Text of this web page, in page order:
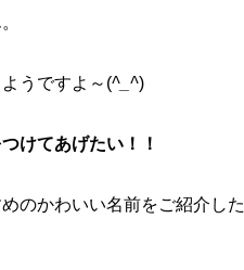
うですよ～(^_^)
けてあげたい！！
のかわいい名前をご紹介した